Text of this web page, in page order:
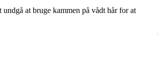
at bruge kammen på vådt hår for at